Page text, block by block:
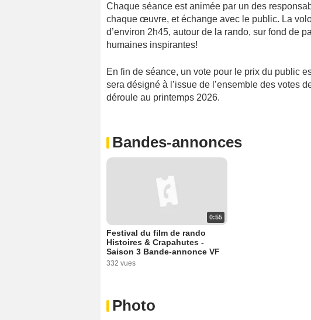
Chaque séance est animée par un des
chaque œuvre, et échange avec le public. La
d’environ 2h45, autour de la rando, sur fond de
humaines inspirantes!
En fin de séance, un vote pour le prix du public
sera désigné à l’issue de l’ensemble des votes
déroule au printemps 2026.
Bandes-annonces
0:55
Festival du film de rando
Histoires & Crapahutes -
Saison 3 Bande-annonce VF
332 vues
Photo